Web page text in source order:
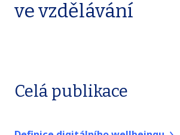
ve vzdělávání
Celá publikace